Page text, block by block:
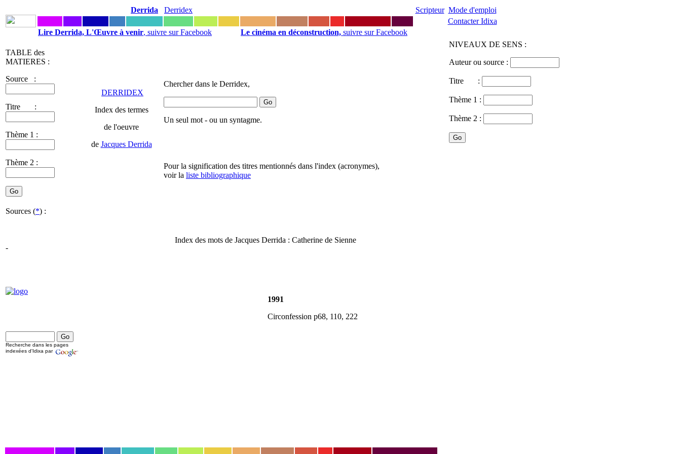
Derrida Derridex Scripteur Mode d'emploi
Contacter Idixa
Lire Derrida, L'Œuvre à venir, suivre sur Facebook Le cinéma en déconstruction, suivre sur Facebook
TABLE des
MATIERES :
Source :
Titre :
Thème 1 :
Thème 2 :
NIVEAUX DE SENS :
Auteur ou source :
Titre :
Thème 1 :
Thème 2 :
DERRIDEX
Index des termes
de l'oeuvre
de Jacques Derrida
Chercher dans le Derridex,
Un seul mot - ou un syntagme.
Pour la signification des titres mentionnés dans l'index (acronymes),
voir la liste bibliographique
Sources (*) :
-
Index des mots de Jacques Derrida : Catherine de Sienne
1991
Circonfession p68, 110, 222
Recherche dans les pages
indexées d'Idixa par